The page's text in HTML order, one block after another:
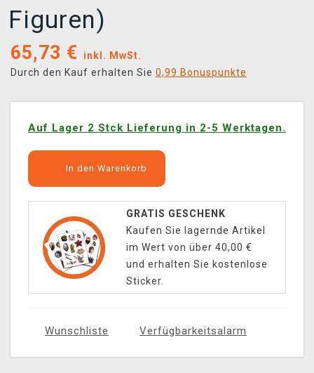
Figuren)
65,73 €
inkl. MwSt.
Durch den Kauf erhalten Sie 0,99 Bonuspunkte
Auf Lager 2 Stck Lieferung in 2-5 Werktagen.
In den Warenkorb
GRATIS GESCHENK
Kaufen Sie lagernde Artikel
im Wert von über 40,00 €
und erhalten Sie kostenlose
Sticker.
Wunschliste Verfügbarkeitsalarm